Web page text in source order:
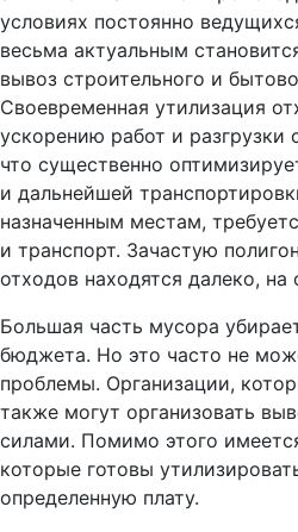
условиях постоянно
весьма актуальным
вывоз строительного и
Своевременная утилизация
ускорению работ и разгрузки
что существенно
и дальнейшей
назначенным местам,
и транспорт. Зачастую
отходов находятся далеко, на
Большая часть мусора
бюджета. Но это часто не
проблемы. Организации,
также могут организовать
силами. Помимо этого
которые готовы
определенную плату.